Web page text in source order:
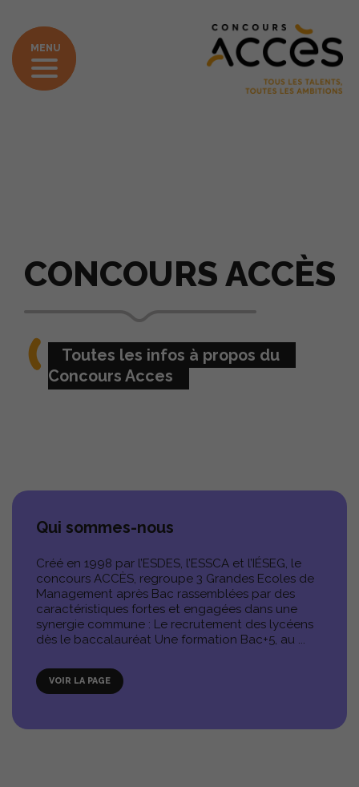
MENU
PRÉPARER SON CONCOURS
TÉLÉCHARGER LES ANNALES
CONCOURS ACCÈS
Toutes les infos à propos du
Concours Acces
Qui sommes-nous
Créé en 1998 par l’ESDES, l’ESSCA et l’IÉSEG, le
concours ACCÈS, regroupe 3 Grandes Ecoles de
Management après Bac rassemblées par des
caractéristiques fortes et engagées dans une
synergie commune : Le recrutement des lycéens
dès le baccalauréat Une formation Bac+5, au ...
VOIR LA PAGE